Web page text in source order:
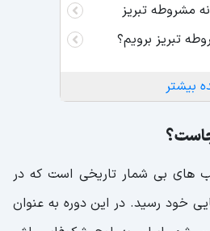
مشروطه تبریز
تبریز برویم؟
بیشتر
های بی شمار تاریخی است که در
خود رسید. در این دوره به عنوان